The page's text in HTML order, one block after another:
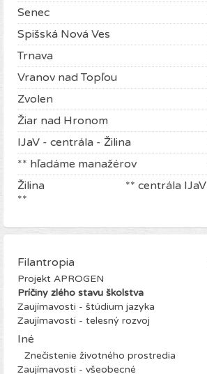
Senec
Spišská Nová Ves
Trnava
Vranov nad Topľou
Zvolen
Žiar nad Hronom
IJaV - centrála - Žilina
** hľadáme manažérov
Žilina ** centrála IJaV
**
Filantropia
Projekt APROGEN
Príčiny zlého stavu školstva
Zaujímavosti - štúdium jazyka
Zaujímavosti - telesný rozvoj
Iné
Znečistenie životného prostredia
Zaujímavosti - všeobecné